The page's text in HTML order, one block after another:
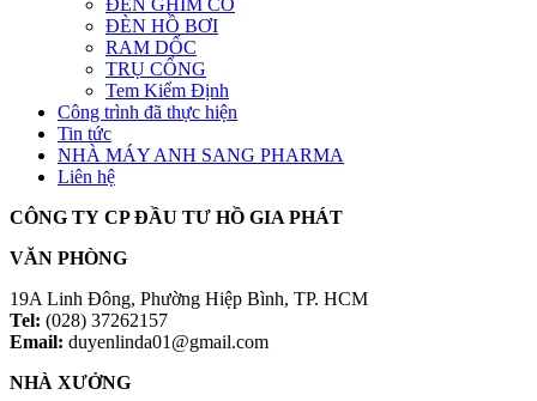
ĐÈN HỒ BƠI
RAM DỐC
TRỤ CỔNG
Tem Kiểm Định
Công trình đã thực hiện
Tin tức
NHÀ MÁY ANH SANG PHARMA
Liên hệ
CÔNG TY CP ĐẦU TƯ HỒ GIA PHÁT
VĂN PHÒNG
19A Linh Đông, Phường Hiệp Bình, TP. HCM
Tel: (028) 37262157
Email: duyenlinda01@gmail.com
NHÀ XƯỞNG